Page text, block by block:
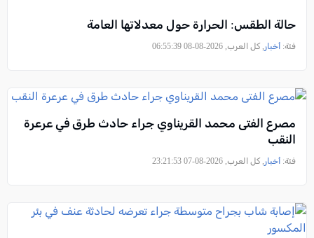
حالة الطقس: الحرارة حول معدلاتها العامة
فئة: أخبار , كل العرب, 2026-08-08 06:55:39
مصرع الفتى محمد القريناوي جراء حادث طرق في عرعرة
النقب
فئة: أخبار , كل العرب, 2026-08-07 23:21:53